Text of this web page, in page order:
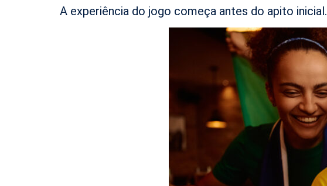
A experiência do jogo começa antes do apito inicial.